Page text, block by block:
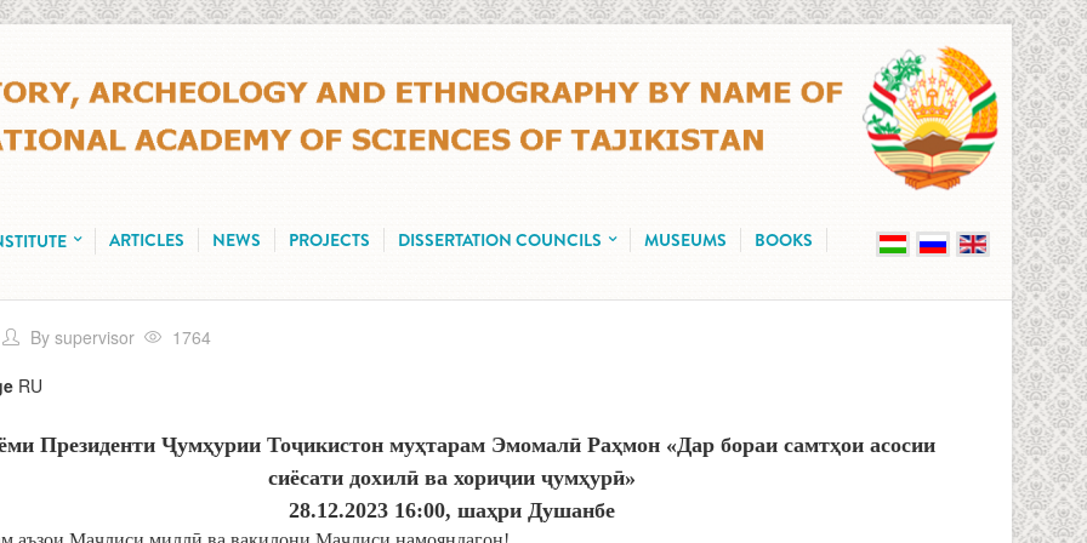
ARTICLES NEWS PROJECTS DISSERTATION COUNCILS MUSEUMS BOOKS
By supervisor
1764
RU
Президенти Ҷумҳурии Тоҷикистон муҳтарам Эмомалӣ Раҳмон «Дар бораи самтҳои асосии
сиёсати дохилӣ ва хориҷии ҷумҳурӣ»
28.12.2023 16:00, шаҳри Душанбе